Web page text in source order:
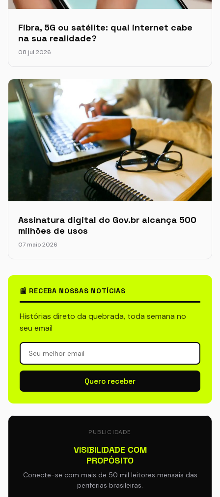
Fibra, 5G ou satélite: qual internet cabe
na sua realidade?
08 jul 2026
Assinatura digital do Gov.br alcança 500
milhões de usos
07 maio 2026
📰 RECEBA NOSSAS NOTÍCIAS
Histórias direto da quebrada, toda semana no
seu email
Quero receber
PUBLICIDADE
VISIBILIDADE COM
PROPÓSITO
Conecte-se com mais de 50 mil leitores mensais das
periferias brasileiras.